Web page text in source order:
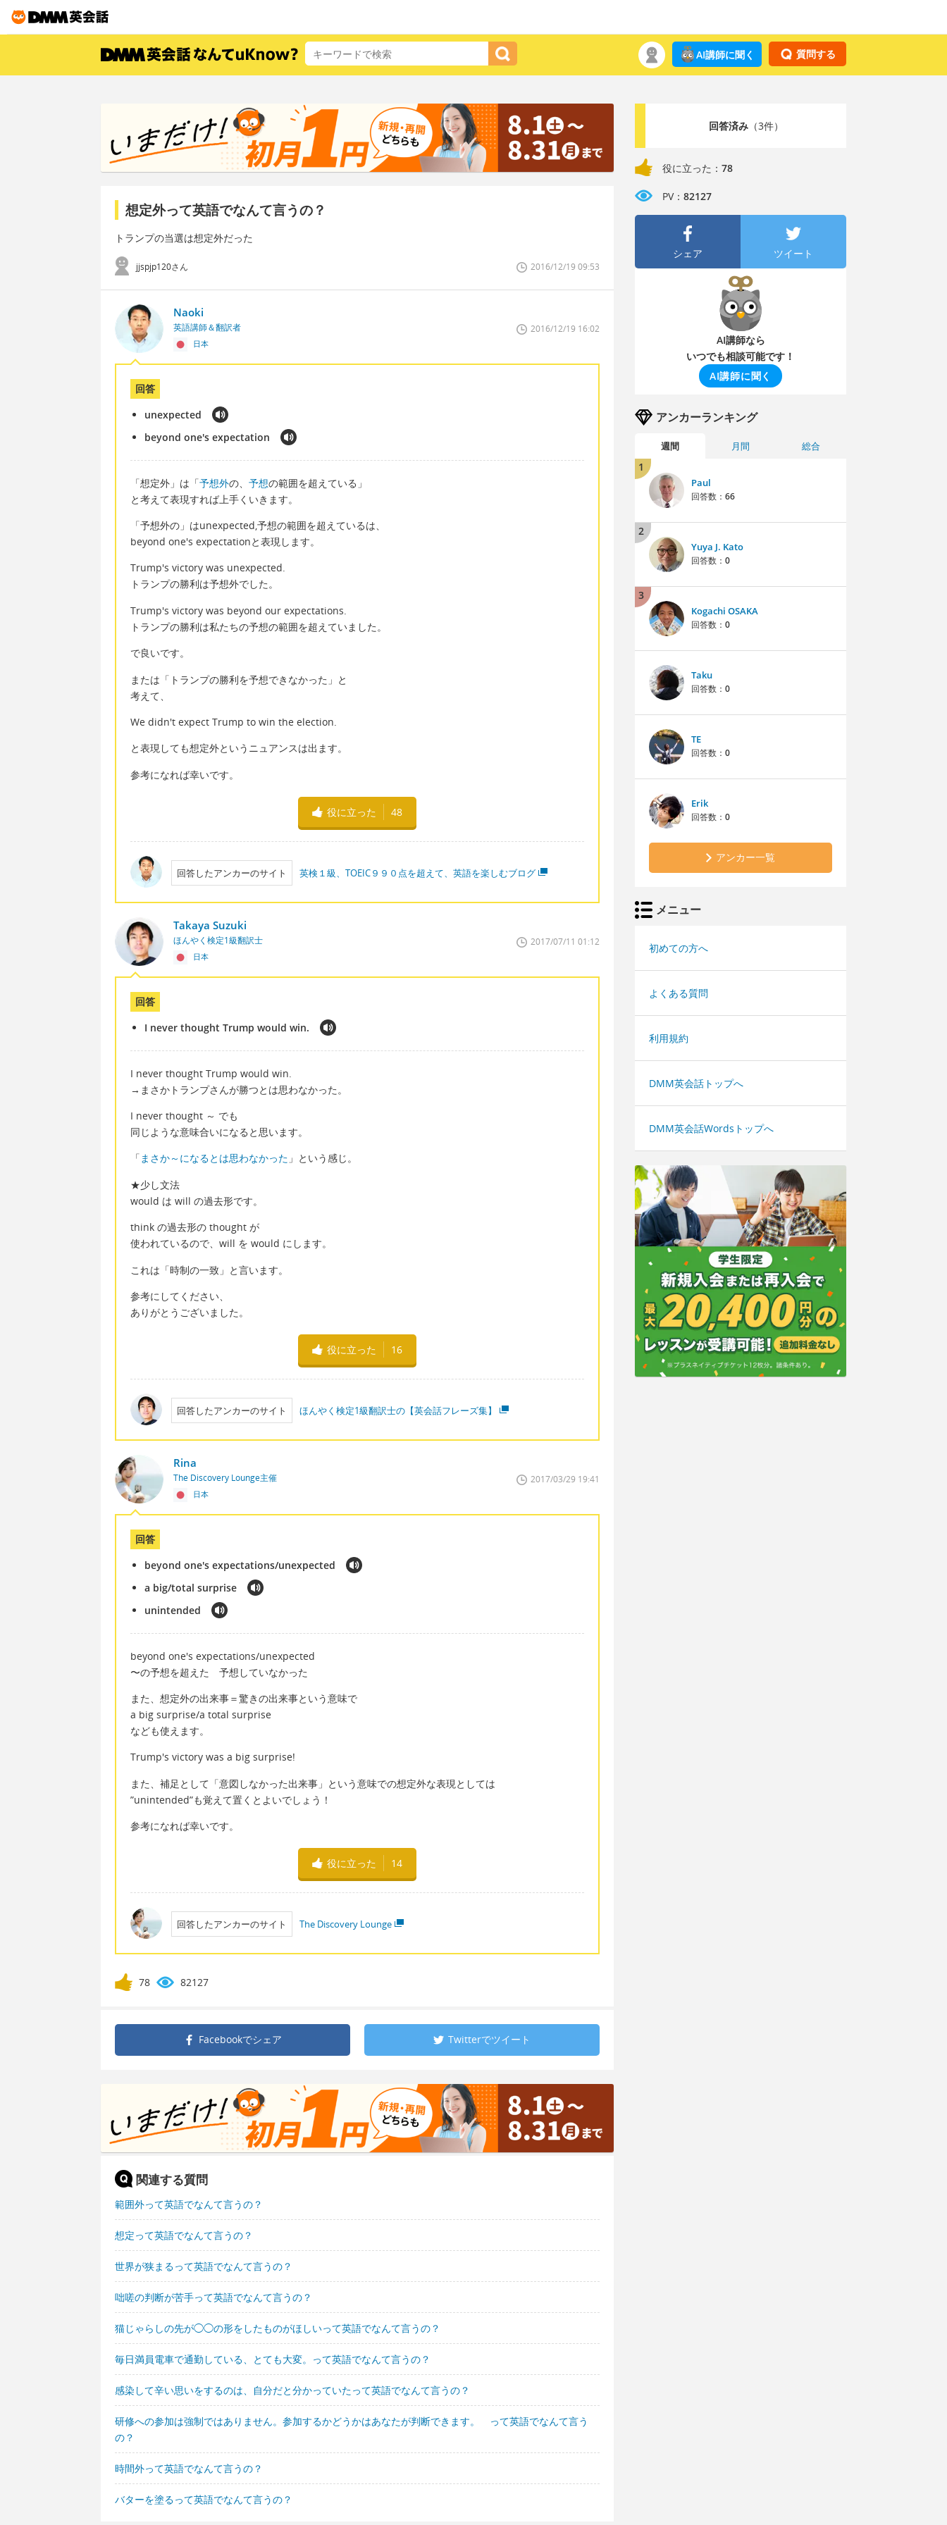
質問する
AI講師に聞く
想定外って英語でなんて言うの？
トランプの当選は想定外だった
jjspjp120さん 2016/12/19 09:53
Naoki
英語講師＆翻訳者
日本
2016/12/19 16:02
回答
unexpected
beyond one's expectation
「想定外」は「予想外の、 予想の範囲を超えている」
と考えて表現すれば上手くいきます。
「予想外の」はunexpected,予想の範囲を超えているは、
beyond one's expectationと表現します。
Trump's victory was unexpected.
トランプの勝利は予想外でした。
Trump's victory was beyond our expectations.
トランプの勝利は私たちの予想の範囲を超えていました。
で良いです。
または「トランプの勝利を予想できなかった」と
考えて、
We didn't expect Trump to win the election.
と表現しても想定外というニュアンスは出ます。
参考になれば幸いです。
役に立った 48
回答したアンカーのサイト 英検１級、TOEIC９９０点を超えて、英語を楽しむブログ
Takaya Suzuki
ほんやく検定1級翻訳士
日本
2017/07/11 01:12
回答
I never thought Trump would win.
I never thought Trump would win.
→まさかトランプさんが勝つとは思わなかった。
I never thought ～ でも
同じような意味合いになると思います。
「まさか～になるとは思わなかった 」という感じ。
★少し文法
would は will の過去形です。
think の過去形の thought が
使われているので、will を would にします。
これは「時制の一致」と言います。
参考にしてください、
ありがとうございました。
役に立った 16
回答したアンカーのサイト ほんやく検定1級翻訳士の【英会話フレーズ集】
Rina
The Discovery Lounge主催
日本
2017/03/29 19:41
回答
beyond one's expectations/unexpected
a big/total surprise
unintended
beyond one's expectations/unexpected
〜の予想を超えた 予想していなかった
また、想定外の出来事＝驚きの出来事という意味で
a big surprise/a total surprise
なども使えます。
Trump's victory was a big surprise!
また、補足として「意図しなかった出来事」という意味での想定外な表現としては
”unintended”も覚えて置くとよいでしょう！
参考になれば幸いです。
役に立った 14
回答したアンカーのサイト The Discovery Lounge
78 82127
Facebookでシェア Twitterでツイート
関連する質問
範囲外って英語でなんて言うの？
想定って英語でなんて言うの？
世界が狭まるって英語でなんて言うの？
咄嗟の判断が苦手って英語でなんて言うの？
猫じゃらしの先が◯◯の形をしたものがほしいって英語でなんて言うの？
毎日満員電車で通勤している、とても大変。って英語でなんて言うの？
感染して辛い思いをするのは、自分だと分かっていたって英語でなんて言うの？
研修への参加は強制ではありません。参加するかどうかはあなたが判断できます。 って英語でなんて言う
の？
時間外って英語でなんて言うの？
バターを塗るって英語でなんて言うの？
回答済み（3件）
役に立った： 78
PV： 82127
シェア ツイート
AI講師なら
いつでも相談可能です！
AI講師に聞く
アンカーランキング
週間 月間 総合
1
Paul
回答数： 66
2
Yuya J. Kato
回答数： 0
3
Kogachi OSAKA
回答数： 0
Taku
回答数： 0
TE
回答数： 0
Erik
回答数： 0
アンカー一覧
メニュー
初めての方へ
よくある質問
利用規約
DMM英会話トップへ
DMM英会話Wordsトップへ